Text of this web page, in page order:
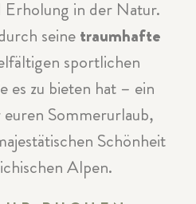
in der Natur.
seinetraumhafte
sportlichen
es zu bieten hat – ein
Sommerurlaub,
Schönheit
Alpen.